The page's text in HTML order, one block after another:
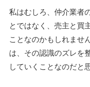
私はむしろ、仲介業者
とではなく、売主と買
ことなのかもしれませ
は、その認識のズレを
していくことなのだと